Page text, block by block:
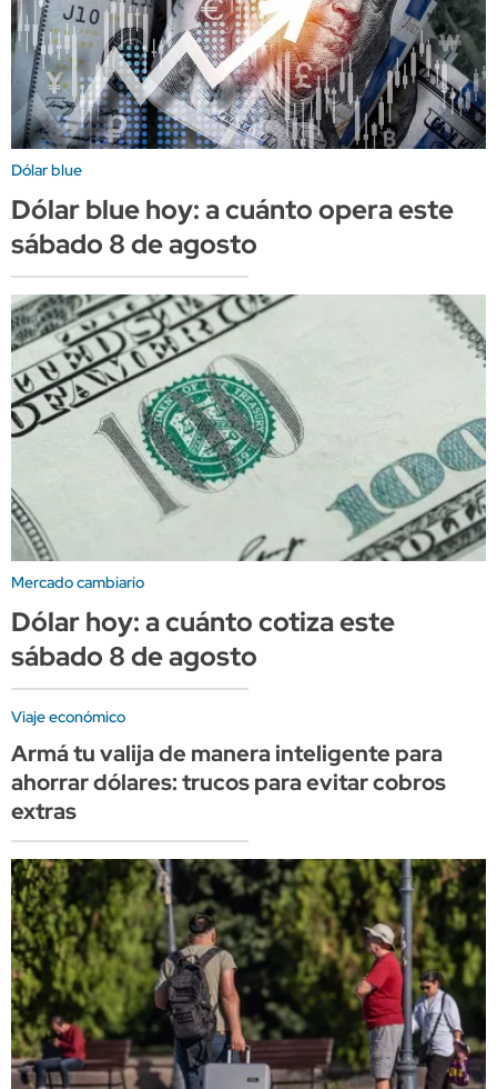
Dólar blue
Dólar blue hoy: a cuánto opera este
sábado 8 de agosto
Mercado cambiario
Dólar hoy: a cuánto cotiza este
sábado 8 de agosto
Viaje económico
Armá tu valija de manera inteligente para
ahorrar dólares: trucos para evitar cobros
extras